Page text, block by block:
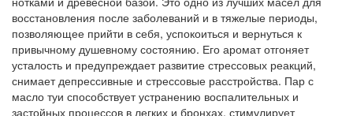
восстановления после заболеваний и в тяжелые периоды,
позволяющее прийти в себя, успокоиться и вернуться к
привычному душевному состоянию. Его аромат отгоняет
усталость и предупреждает развитие стрессовых реакций,
снимает депрессивные и стрессовые расстройства. Пар с
масло туи способствует устранению воспалительных и
застойных процессов в легких и бронхах, стимулирует